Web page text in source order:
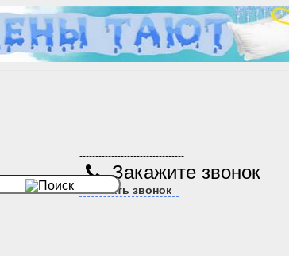
---------------------------------
Закажите звонок
Заказать звонок